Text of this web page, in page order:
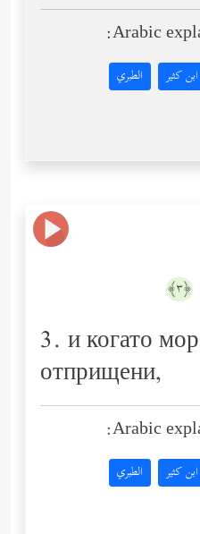
Arabic
ابن كثير الطبري
﴿٣﴾
3. и когато
отприщени,
Arabic
ابن كثير الطبري